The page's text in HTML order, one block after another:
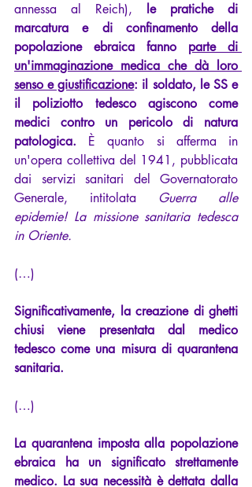
annessa al Reich), le pratiche di
marcatura e di confinamento della
popolazione ebraica fanno parte di
un'immaginazione medica che dà loro
senso e giustificazione: il soldato, le SS e
il poliziotto tedesco agiscono come
medici contro un pericolo di natura
patologica. È quanto si afferma in
un'opera collettiva del 1941, pubblicata
dai servizi sanitari del Governatorato
Generale, intitolata Guerra alle
epidemie! La missione sanitaria tedesca
in Oriente.
(…)
Significativamente, la creazione di ghetti
chiusi viene presentata dal medico
tedesco come una misura di quarantena
sanitaria.
(…)
La quarantena imposta alla popolazione
ebraica ha un significato strettamente
medico. La sua necessità è dettata dalla